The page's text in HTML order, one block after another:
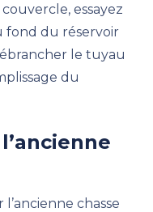
essayez
fond du réservoir
le tuyau
du
chasse